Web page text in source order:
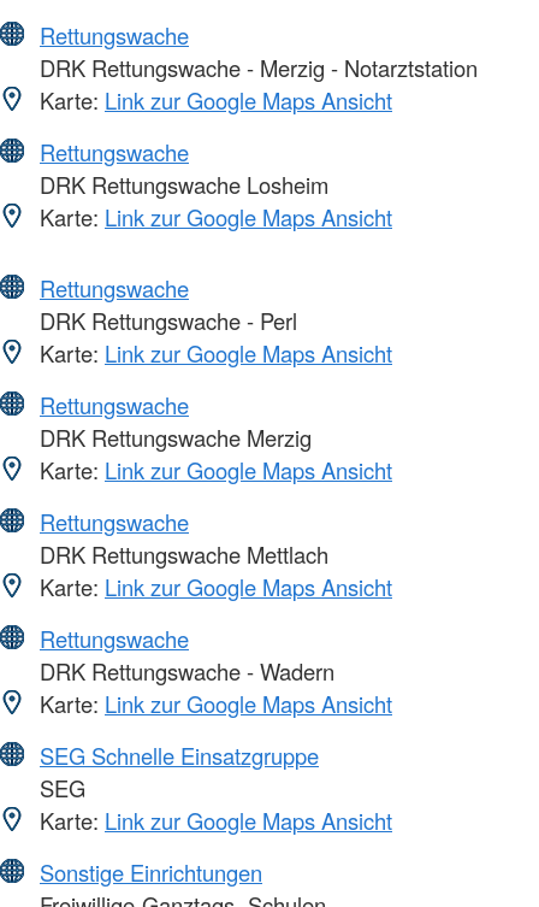
Rettungswache
DRK Rettungswache - Merzig - Notarztstation
Karte: Link zur Google Maps Ansicht
Rettungswache
DRK Rettungswache Losheim
Karte: Link zur Google Maps Ansicht
Rettungswache
DRK Rettungswache - Perl
Karte: Link zur Google Maps Ansicht
Rettungswache
DRK Rettungswache Merzig
Karte: Link zur Google Maps Ansicht
Rettungswache
DRK Rettungswache Mettlach
Karte: Link zur Google Maps Ansicht
Rettungswache
DRK Rettungswache - Wadern
Karte: Link zur Google Maps Ansicht
SEG Schnelle Einsatzgruppe
SEG
Karte: Link zur Google Maps Ansicht
Sonstige Einrichtungen